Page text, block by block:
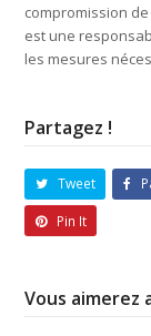
compromission
est une
les mesures
Partagez !
Tweet
Pin It
Vous aimerez